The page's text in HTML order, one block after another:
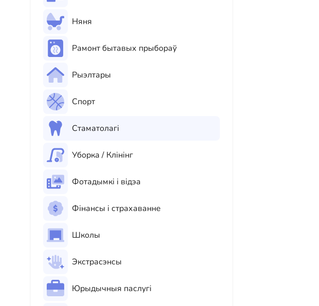
Няня
Рамонт бытавых прыбораў
Рыэлтары
Спорт
Стаматолагі
Уборка / Клінінг
Фотадымкі і відэа
Фінансы і страхаванне
Школы
Экстрасэнсы
Юрыдычныя паслугі